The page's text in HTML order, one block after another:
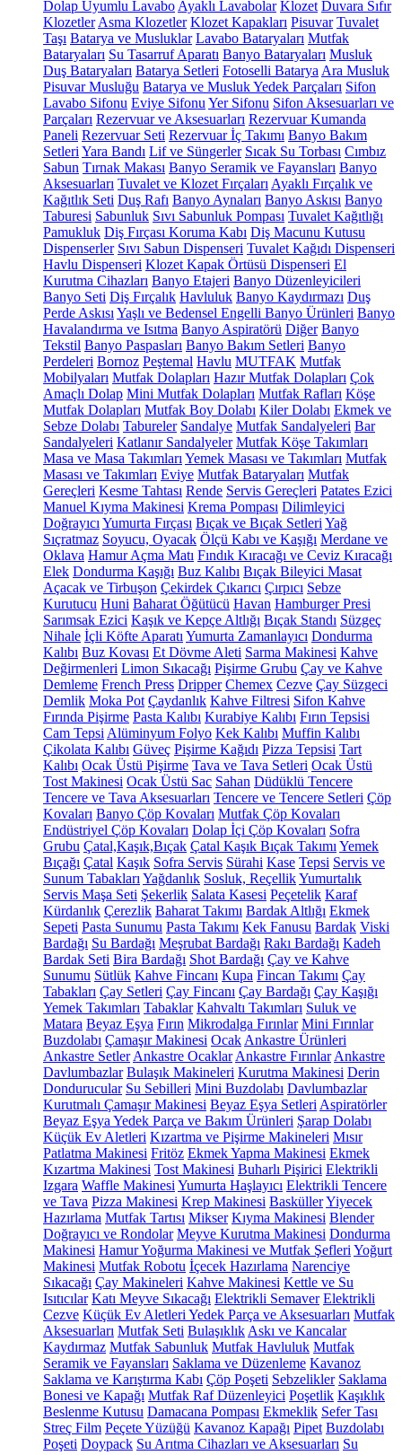
Dolap Uyumlu Lavabo Ayaklı Lavabolar Klozet Duvara Sıfır
Klozetler Asma Klozetler Klozet Kapakları Pisuvar Tuvalet
Taşı Batarya ve Musluklar Lavabo Bataryaları Mutfak
Bataryaları Su Tasarruf Aparatı Banyo Bataryaları Musluk
Duş Bataryaları Batarya Setleri Fotoselli Batarya Ara Musluk
Pisuvar Musluğu Batarya ve Musluk Yedek Parçaları Sifon
Lavabo Sifonu Eviye Sifonu Yer Sifonu Sifon Aksesuarları ve
Parçaları Rezervuar ve Aksesuarları Rezervuar Kumanda
Paneli Rezervuar Seti Rezervuar İç Takımı Banyo Bakım
Setleri Yara Bandı Lif ve Süngerler Sıcak Su Torbası Cımbız
Sabun Tırnak Makası Banyo Seramik ve Fayansları Banyo
Aksesuarları Tuvalet ve Klozet Fırçaları Ayaklı Fırçalık ve
Kağıtlık Seti Duş Rafı Banyo Aynaları Banyo Askısı Banyo
Taburesi Sabunluk Sıvı Sabunluk Pompası Tuvalet Kağıtlığı
Pamukluk Diş Fırçası Koruma Kabı Diş Macunu Kutusu
Dispenserler Sıvı Sabun Dispenseri Tuvalet Kağıdı Dispenseri
Havlu Dispenseri Klozet Kapak Örtüsü Dispenseri El
Kurutma Cihazları Banyo Etajeri Banyo Düzenleyicileri
Banyo Seti Diş Fırçalık Havluluk Banyo Kaydırmazı Duş
Perde Askısı Yaşlı ve Bedensel Engelli Banyo Ürünleri Banyo
Havalandırma ve Isıtma Banyo Aspiratörü Diğer Banyo
Tekstil Banyo Paspasları Banyo Bakım Setleri Banyo
Perdeleri Bornoz Peştemal Havlu MUTFAK Mutfak
Mobilyaları Mutfak Dolapları Hazır Mutfak Dolapları Çok
Amaçlı Dolap Mini Mutfak Dolapları Mutfak Rafları Köşe
Mutfak Dolapları Mutfak Boy Dolabı Kiler Dolabı Ekmek ve
Sebze Dolabı Tabureler Sandalye Mutfak Sandalyeleri Bar
Sandalyeleri Katlanır Sandalyeler Mutfak Köşe Takımları
Masa ve Masa Takımları Yemek Masası ve Takımları Mutfak
Masası ve Takımları Eviye Mutfak Bataryaları Mutfak
Gereçleri Kesme Tahtası Rende Servis Gereçleri Patates Ezici
Manuel Kıyma Makinesi Krema Pompası Dilimleyici
Doğrayıcı Yumurta Fırçası Bıçak ve Bıçak Setleri Yağ
Sıçratmaz Soyucu, Oyacak Ölçü Kabı ve Kaşığı Merdane ve
Oklava Hamur Açma Matı Fındık Kıracağı ve Ceviz Kıracağı
Elek Dondurma Kaşığı Buz Kalıbı Bıçak Bileyici Masat
Açacak ve Tirbuşon Çekirdek Çıkarıcı Çırpıcı Sebze
Kurutucu Huni Baharat Öğütücü Havan Hamburger Presi
Sarımsak Ezici Kaşık ve Kepçe Altlığı Bıçak Standı Süzgeç
Nihale İçli Köfte Aparatı Yumurta Zamanlayıcı Dondurma
Kalıbı Buz Kovası Et Dövme Aleti Sarma Makinesi Kahve
Değirmenleri Limon Sıkacağı Pişirme Grubu Çay ve Kahve
Demleme French Press Dripper Chemex Cezve Çay Süzgeci
Demlik Moka Pot Çaydanlık Kahve Filtresi Sifon Kahve
Fırında Pişirme Pasta Kalıbı Kurabiye Kalıbı Fırın Tepsisi
Cam Tepsi Alüminyum Folyo Kek Kalıbı Muffin Kalıbı
Çikolata Kalıbı Güveç Pişirme Kağıdı Pizza Tepsisi Tart
Kalıbı Ocak Üstü Pişirme Tava ve Tava Setleri Ocak Üstü
Tost Makinesi Ocak Üstü Sac Sahan Düdüklü Tencere
Tencere ve Tava Aksesuarları Tencere ve Tencere Setleri Çöp
Kovaları Banyo Çöp Kovaları Mutfak Çöp Kovaları
Endüstriyel Çöp Kovaları Dolap İçi Çöp Kovaları Sofra
Grubu Çatal,Kaşık,Bıçak Çatal Kaşık Bıçak Takımı Yemek
Bıçağı Çatal Kaşık Sofra Servis Sürahi Kase Tepsi Servis ve
Sunum Tabakları Yağdanlık Sosluk, ReçellikYumurtalık
Servis Maşa Seti Şekerlik Salata Kasesi Peçetelik Karaf
Kürdanlık Çerezlik Baharat Takımı Bardak Altlığı Ekmek
Sepeti Pasta Sunumu Pasta Takımı Kek Fanusu Bardak Viski
Bardağı Su Bardağı Meşrubat Bardağı Rakı Bardağı Kadeh
Bardak Seti Bira Bardağı Shot Bardağı Çay ve Kahve
Sunumu Sütlük Kahve Fincanı Kupa Fincan Takımı Çay
Tabakları Çay Setleri Çay Fincanı Çay Bardağı Çay Kaşığı
Yemek Takımları Tabaklar Kahvaltı Takımları Suluk ve
Matara Beyaz Eşya Fırın Mikrodalga Fırınlar Mini Fırınlar
Buzdolabı Çamaşır Makinesi Ocak Ankastre Ürünleri
Ankastre Setler Ankastre Ocaklar Ankastre Fırınlar Ankastre
Davlumbazlar Bulaşık Makineleri Kurutma Makinesi Derin
Dondurucular Su Sebilleri Mini Buzdolabı Davlumbazlar
Kurutmalı Çamaşır Makinesi Beyaz Eşya Setleri Aspiratörler
Beyaz Eşya Yedek Parça ve Bakım Ürünleri Şarap Dolabı
Küçük Ev Aletleri Kızartma ve Pişirme Makineleri Mısır
Patlatma Makinesi Fritöz Ekmek Yapma Makinesi Ekmek
Kızartma Makinesi Tost Makinesi Buharlı Pişirici Elektrikli
Izgara Waffle Makinesi Yumurta Haşlayıcı Elektrikli Tencere
ve Tava Pizza Makinesi Krep Makinesi BasküllerYiyecek
Hazırlama Mutfak Tartısı Mikser Kıyma Makinesi Blender
Doğrayıcı ve Rondolar Meyve Kurutma Makinesi Dondurma
Makinesi Hamur Yoğurma Makinesi ve Mutfak Şefleri Yoğurt
Makinesi Mutfak Robotu İçecek Hazırlama Narenciye
Sıkacağı Çay Makineleri Kahve Makinesi Kettle ve Su
Isıtıcılar Katı Meyve Sıkacağı Elektrikli Semaver Elektrikli
Cezve Küçük Ev Aletleri Yedek Parça ve Aksesuarları Mutfak
Aksesuarları Mutfak Seti Bulaşıklık Askı ve Kancalar
Kaydırmaz Mutfak Sabunluk Mutfak Havluluk Mutfak
Seramik ve Fayansları Saklama ve Düzenleme Kavanoz
Saklama ve Karıştırma Kabı Çöp Poşeti Sebzelikler Saklama
Bonesi ve Kapağı Mutfak Raf Düzenleyici Poşetlik Kaşıklık
Beslenme Kutusu Damacana Pompası Ekmeklik Sefer Tası
Streç Film Peçete Yüzüğü Kavanoz Kapağı Pipet Buzdolabı
Poşeti Doypack Su Arıtma Cihazları ve Aksesuarları Su